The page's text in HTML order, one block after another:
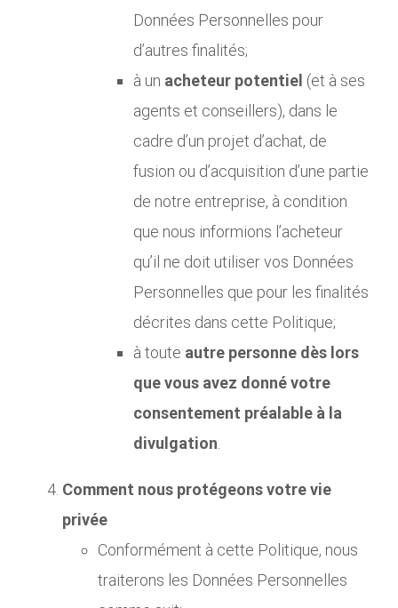
Données Personnelles pour
d’autres finalités;
à un acheteur potentiel (et à ses
agents et conseillers), dans le
cadre d’un projet d’achat, de
fusion ou d’acquisition d’une partie
de notre entreprise, à condition
que nous informions l’acheteur
qu’il ne doit utiliser vos Données
Personnelles que pour les finalités
décrites dans cette Politique;
à toute autre personne dès lors
que vous avez donné votre
consentement préalable à la
divulgation
Comment nous protégeons votre vie
privée
Conformément à cette Politique, nous
traiterons les Données Personnelles